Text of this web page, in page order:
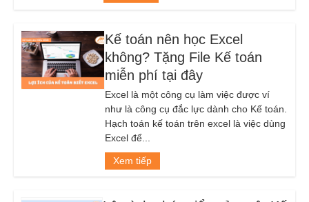
Kế toán nên học Excel
không? Tặng File Kế toán
miễn phí tại đây
Excel là một công cụ làm việc được ví
như là công cụ đắc lực dành cho Kế toán.
Hạch toán kế toán trên excel là việc dùng
Excel để...
Xem tiếp